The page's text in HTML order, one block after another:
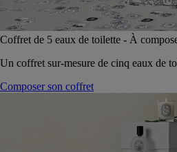
Coffret de 5 eaux de toilette - À
Un coffret sur-mesure de cinq eaux de
Composer son coffret